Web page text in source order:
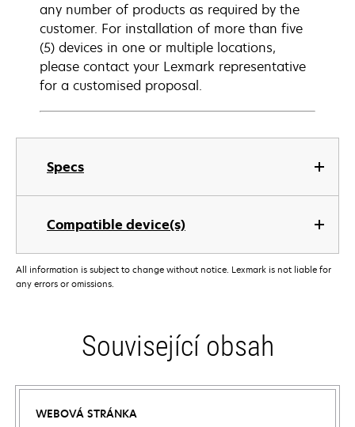
Specs
Compatible device(s)
any number of products as required by the
customer. For installation of more than five
(5) devices in one or multiple locations,
please contact your Lexmark representative
for a customised proposal.
All information is subject to change without notice. Lexmark is not liable for
any errors or omissions.
Související obsah
WEBOVÁ STRÁNKA